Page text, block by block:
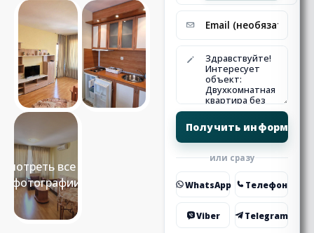
Смотреть все 17
фотографии
или сразу
WhatsApp Телефон
Viber Telegram